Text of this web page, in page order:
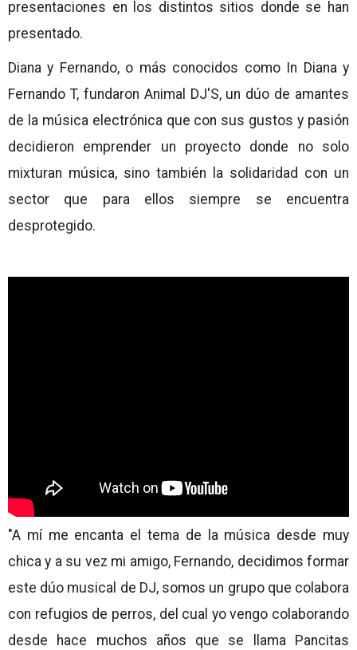
presentaciones en los distintos sitios donde se han
presentado.
Diana y Fernando, o más conocidos como In Diana y
Fernando T, fundaron Animal DJ'S, un dúo de amantes
de la música electrónica que con sus gustos y pasión
decidieron emprender un proyecto donde no solo
mixturan música, sino también la solidaridad con un
sector que para ellos siempre se encuentra
desprotegido.
"A mí me encanta el tema de la música desde muy
chica y a su vez mi amigo, Fernando, decidimos formar
este dúo musical de DJ, somos un grupo que colabora
con refugios de perros, del cual yo vengo colaborando
desde hace muchos años que se llama Pancitas